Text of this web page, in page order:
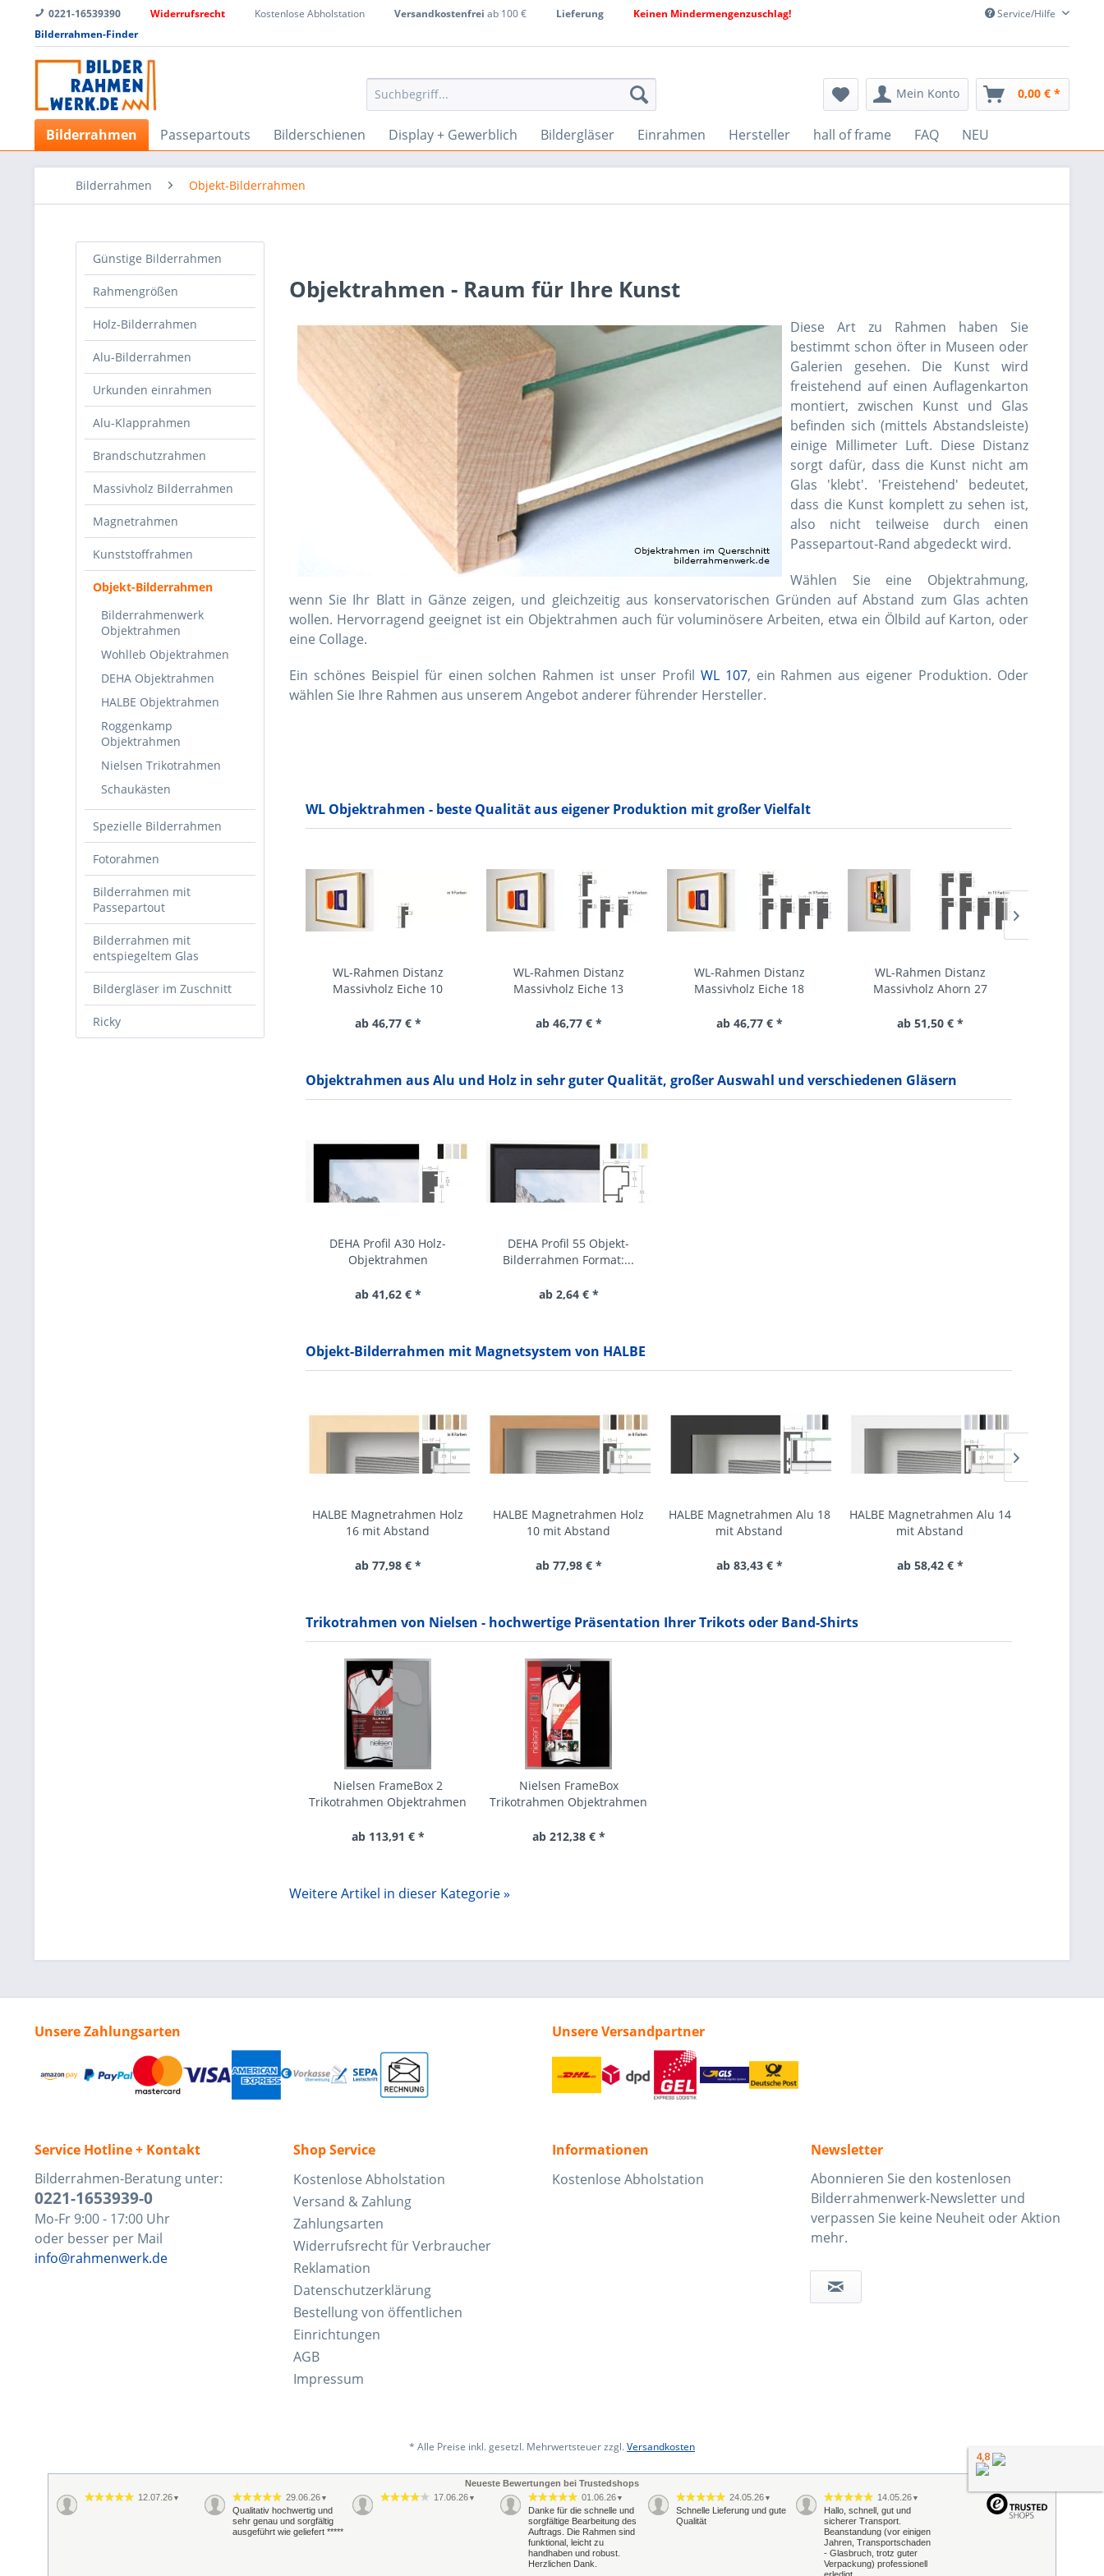
0221-16539390 Widerrufsrecht Kostenlose Abholstation Versandkostenfrei ab 100 € Lieferung
Keinen Mindermengenzuschlag!
Bilderrahmen-Finder
Service/Hilfe
Mein Konto 0,00 € *
Bilderrahmen Passepartouts Bilderschienen Display + Gewerblich Bildergläser Einrahmen Hersteller hall of frame FAQ NEU
Bilderrahmen Objekt-Bilderrahmen
Günstige Bilderrahmen
Rahmengrößen
Holz-Bilderrahmen
Alu-Bilderrahmen
Urkunden einrahmen
Alu-Klapprahmen
Brandschutzrahmen
Massivholz Bilderrahmen
Magnetrahmen
Kunststoffrahmen
Objekt-Bilderrahmen
Bilderrahmenwerk
Objektrahmen
Wohlleb Objektrahmen
DEHA Objektrahmen
HALBE Objektrahmen
Roggenkamp
Objektrahmen
Nielsen Trikotrahmen
Schaukästen
Spezielle Bilderrahmen
Fotorahmen
Bilderrahmen mit
Passepartout
Bilderrahmen mit
entspiegeltem Glas
Bildergläser im Zuschnitt
Ricky
Objektrahmen - Raum für Ihre Kunst
Diese Art zu Rahmen haben Sie
bestimmt schon öfter in Museen oder
Galerien gesehen. Die Kunst wird
freistehend auf einen Auflagenkarton
montiert, zwischen Kunst und Glas
befinden sich (mittels Abstandsleiste)
einige Millimeter Luft. Diese Distanz
sorgt dafür, dass die Kunst nicht am
Glas 'klebt'. 'Freistehend' bedeutet,
dass die Kunst komplett zu sehen ist,
also nicht teilweise durch einen
Passepartout-Rand abgedeckt wird.
Wählen Sie eine Objektrahmung,
wenn Sie Ihr Blatt in Gänze zeigen, und gleichzeitig aus konservatorischen Gründen auf Abstand zum Glas achten
wollen. Hervorragend geeignet ist ein Objektrahmen auch für voluminösere Arbeiten, etwa ein Ölbild auf Karton, oder
eine Collage.
Ein schönes Beispiel für einen solchen Rahmen ist unser Profil WL 107, ein Rahmen aus eigener Produktion. Oder
wählen Sie Ihre Rahmen aus unserem Angebot anderer führender Hersteller.
WL Objektrahmen - beste Qualität aus eigener Produktion mit großer Vielfalt
WL-Rahmen Distanz
Massivholz Eiche 10
ab 46,77 € *
WL-Rahmen Distanz
Massivholz Eiche 13
ab 46,77 € *
WL-Rahmen Distanz
Massivholz Eiche 18
ab 46,77 € *
WL-Rahmen Distanz
Massivholz Ahorn 27
ab 51,50 € *
Objektrahmen aus Alu und Holz in sehr guter Qualität, großer Auswahl und verschiedenen Gläsern
DEHA Profil A30 Holz-
Objektrahmen
ab 41,62 € *
DEHA Profil 55 Objekt-
Bilderrahmen Format:...
ab 2,64 € *
Objekt-Bilderrahmen mit Magnetsystem von HALBE
HALBE Magnetrahmen Holz
16 mit Abstand
ab 77,98 € *
HALBE Magnetrahmen Holz
10 mit Abstand
ab 77,98 € *
HALBE Magnetrahmen Alu 18
mit Abstand
ab 83,43 € *
HALBE Magnetrahmen Alu 14
mit Abstand
ab 58,42 € *
Trikotrahmen von Nielsen - hochwertige Präsentation Ihrer Trikots oder Band-Shirts
Nielsen FrameBox 2
Trikotrahmen Objektrahmen
ab 113,91 € *
Nielsen FrameBox
Trikotrahmen Objektrahmen
ab 212,38 € *
Weitere Artikel in dieser Kategorie »
Unsere Zahlungsarten Unsere Versandpartner
Service Hotline + Kontakt
Bilderrahmen-Beratung unter:
0221-1653939-0
Mo-Fr 9:00 - 17:00 Uhr
oder besser per Mail
info@rahmenwerk.de
Shop Service
Kostenlose Abholstation
Versand & Zahlung
Zahlungsarten
Widerrufsrecht für Verbraucher
Reklamation
Datenschutzerklärung
Bestellung von öffentlichen
Einrichtungen
AGB
Impressum
Informationen
Kostenlose Abholstation
Newsletter
Abonnieren Sie den kostenlosen
Bilderrahmenwerk-Newsletter und
verpassen Sie keine Neuheit oder Aktion
mehr.
* Alle Preise inkl. gesetzl. Mehrwertsteuer zzgl.Versandkosten
4,8
Neueste Bewertungen bei Trustedshops
12.07.26 ▼ 29.06.26 ▼
Qualitativ hochwertig und
sehr genau und sorgfältig
ausgeführt wie geliefert *****
17.06.26 ▼ 01.06.26 ▼
Danke für die schnelle und
sorgfältige Bearbeitung des
Auftrags. Die Rahmen sind
funktional, leicht zu
handhaben und robust.
Herzlichen Dank.
24.05.26 ▼
Schnelle Lieferung und gute
Qualität
14.05.26 ▼
Hallo, schnell, gut und
sicherer Transport.
Beanstandung (vor einigen
Jahren, Transportschaden
- Glasbruch, trotz guter
Verpackung) professionell